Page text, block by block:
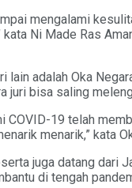
mengalami
Ni Made Ras
lain adalah Oka
juri bisa saling
19 telah
menarik,” kata
juga datang dari
di tengah